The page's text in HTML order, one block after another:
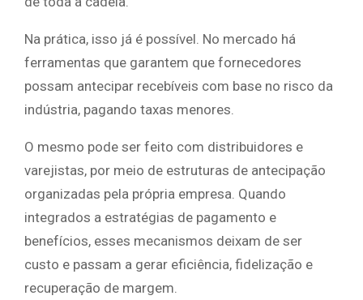
Na prática, isso já é possível. No mercado há
ferramentas que garantem que fornecedores
possam antecipar recebíveis com base no risco da
indústria, pagando taxas menores.
O mesmo pode ser feito com distribuidores e
varejistas, por meio de estruturas de antecipação
organizadas pela própria empresa. Quando
integrados a estratégias de pagamento e
benefícios, esses mecanismos deixam de ser
custo e passam a gerar eficiência, fidelização e
recuperação de margem.